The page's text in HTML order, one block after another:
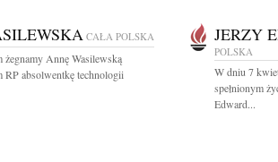
CAŁA POLSKA
żegnamy Annę Wasilewską
RP absolwentkę technologii
JERZY
POLSKA
W dniu 7
spełnionym
Edward...